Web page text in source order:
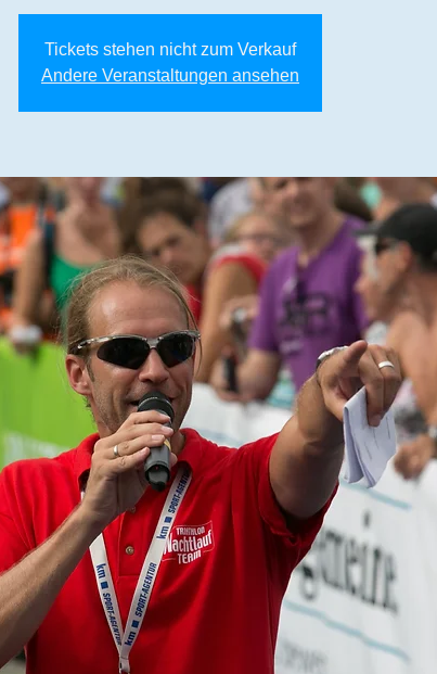
Tickets stehen nicht zum Verkauf
Andere Veranstaltungen ansehen